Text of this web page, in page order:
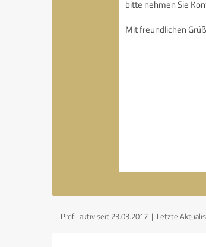
Profil aktiv seit 23.03.2017 | Letzte